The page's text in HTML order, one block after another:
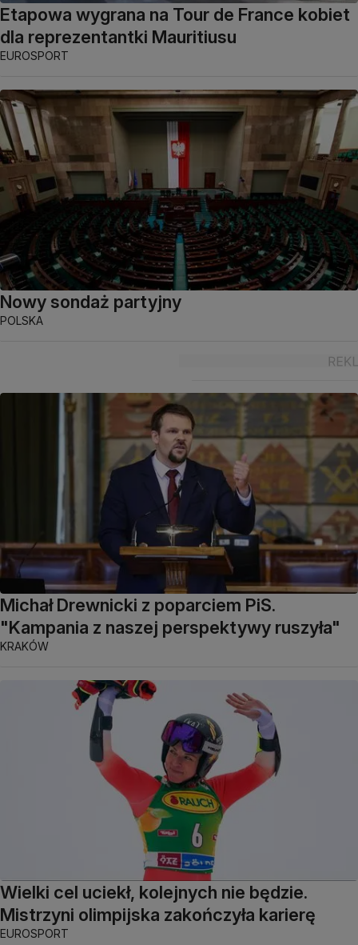
Etapowa wygrana na Tour de France kobiet
dla reprezentantki Mauritiusu
EUROSPORT
Nowy sondaż partyjny
POLSKA
Michał Drewnicki z poparciem PiS.
"Kampania z naszej perspektywy ruszyła"
KRAKÓW
Wielki cel uciekł, kolejnych nie będzie.
Mistrzyni olimpijska zakończyła karierę
EUROSPORT